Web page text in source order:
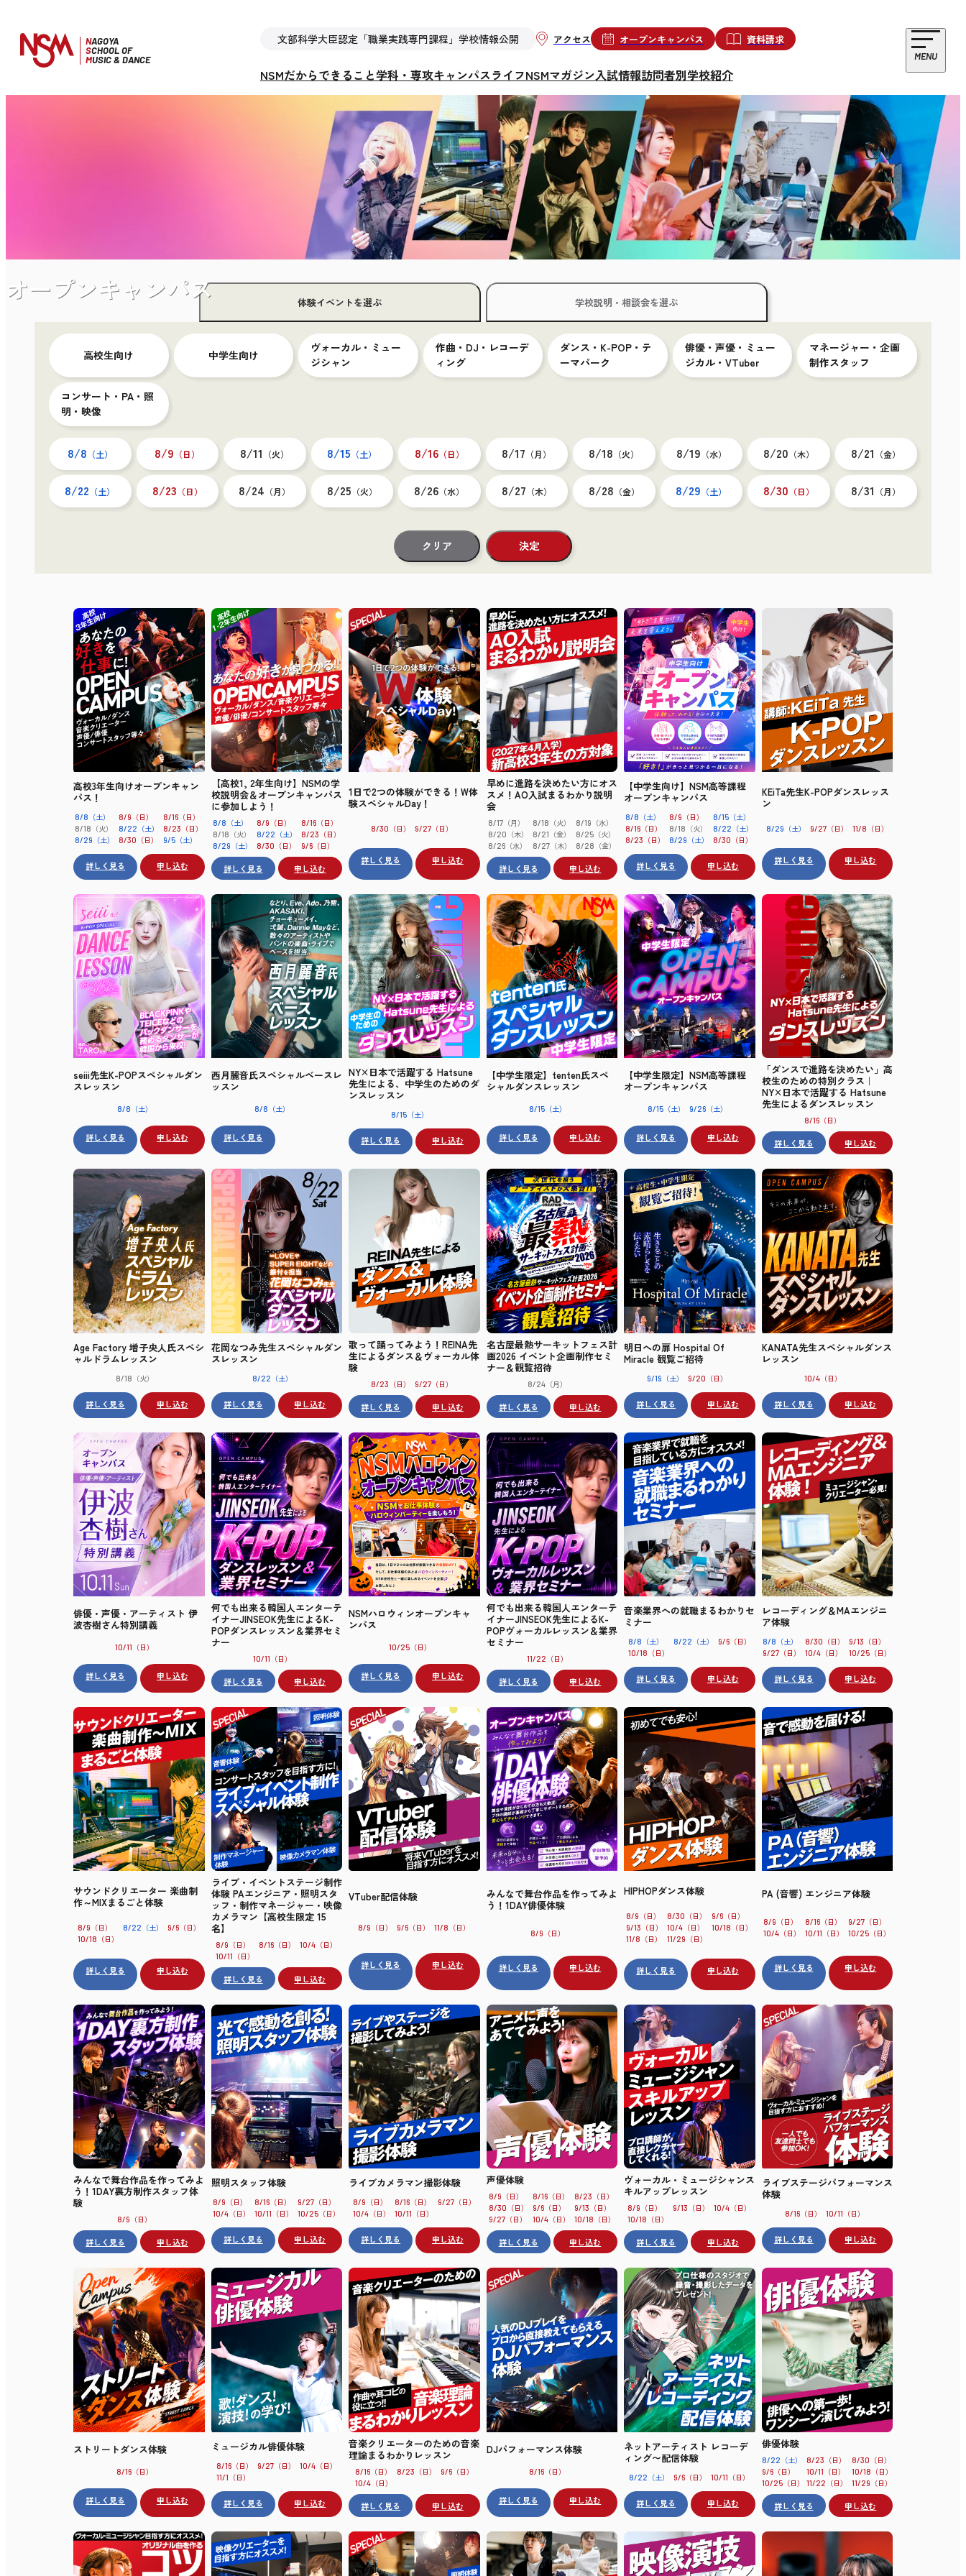
NAGOYA
SCHOOL OF
MUSIC & DANCE
文部科学大臣認定「職業実践専門課程」学校情報公開 アクセス オープンキャンパス 資料請求
NSMだからできること学科・専攻キャンパスライフNSMマガジン入試情報訪問者別学校紹介
MENU
オープンキャンパス 体験イベントを選ぶ 学校説明・相談会を選ぶ
高校生向け 中学生向け
ヴォーカル・ミュー
ジシャン
作曲・DJ・レコーデ
ィング
ダンス・K-POP・テ
ーマパーク
俳優・声優・ミュー
ジカル・VTuber
マネージャー・企画
制作スタッフ
コンサート・PA・照
明・映像
8/8 （土） 8/9 （日） 8/11 （火） 8/15 （土） 8/16（日） 8/17 （月） 8/18 （火） 8/19 （水） 8/20 （木） 8/21 （金）
8/22 （土） 8/23 （日） 8/24 （月） 8/25 （火） 8/26 （水） 8/27 （木） 8/28 （金） 8/29 （土） 8/30 （日） 8/31 （月）
クリア 決定
高校3年生向けオープンキャン
パス！
8/8 （土） 8/9 （日） 8/16 （日）
8/18 （火） 8/22 （土） 8/23 （日）
8/29 （土） 8/30 （日） 9/5 （土）
詳しく見る 申し込む
【高校1, 2年生向け】NSMの学
校説明会＆オープンキャンパス
に参加しよう！
8/8 （土） 8/9 （日） 8/16（日）
8/18 （火） 8/22 （土） 8/23 （日）
8/29 （土） 8/30 （日） 9/6（日）
詳しく見る 申し込む
1日で2つの体験ができる！W体
験スペシャルDay！
8/30 （日） 9/27 （日）
詳しく見る 申し込む
早めに進路を決めたい方にオス
スメ！AO入試まるわかり説明
会
8/17（月） 8/18 （火） 8/19 （水）
8/20 （木） 8/21 （金） 8/25（火）
8/26（水） 8/27（木） 8/28 （金）
詳しく見る 申し込む
【中学生向け】NSM高等課程
オープンキャンパス
8/8 （土） 8/9 （日） 8/15 （土）
8/16 （日） 8/18 （火） 8/22 （土）
8/23 （日） 8/29 （土） 8/30 （日）
詳しく見る 申し込む
KEiTa先生K-POPダンスレッス
ン
8/29 （土） 9/27（日） 11/8 （日）
詳しく見る 申し込む
seiii先生K-POPスペシャルダン
スレッスン
8/8 （土）
詳しく見る 申し込む
西月麗音氏スペシャルベースレ
ッスン
8/8 （土）
詳しく見る
NY×日本で活躍する Hatsune
先生による、中学生のためのダ
ンスレッスン
8/15 （土）
詳しく見る 申し込む
【中学生限定】tenten氏スペ
シャルダンスレッスン
8/15（土）
詳しく見る 申し込む
【中学生限定】NSM高等課程
オープンキャンパス
8/15（土） 9/26（土）
詳しく見る 申し込む
「ダンスで進路を決めたい」高
校生のための特別クラス｜
NY×日本で活躍する Hatsune
先生によるダンスレッスン
8/16 （日）
詳しく見る 申し込む
Age Factory 増子央人氏スペシ
ャルドラムレッスン
8/18 （火）
詳しく見る 申し込む
花岡なつみ先生スペシャルダン
スレッスン
8/22 （土）
詳しく見る 申し込む
歌って踊ってみよう！REINA先
生によるダンス＆ヴォーカル体
験
8/23 （日） 9/27 （日）
詳しく見る 申し込む
名古屋最熱サーキットフェス計
画2026 イベント企画制作セミ
ナー＆観覧招待
8/24 （月）
詳しく見る 申し込む
明日への扉 Hospital Of
Miracle 観覧ご招待
9/19 （土） 9/20 （日）
詳しく見る 申し込む
KANATA先生スペシャルダンス
レッスン
10/4（日）
詳しく見る 申し込む
俳優・声優・アーティスト 伊
波杏樹さん特別講義
10/11 （日）
詳しく見る 申し込む
何でも出来る韓国人エンターテ
イナーJINSEOK先生によるK-
POPダンスレッスン＆業界セミ
ナー
10/11 （日）
詳しく見る 申し込む
NSMハロウィンオープンキャ
ンパス
10/25（日）
詳しく見る 申し込む
何でも出来る韓国人エンターテ
イナーJINSEOK先生によるK-
POPヴォーカルレッスン＆業界
セミナー
11/22 （日）
詳しく見る 申し込む
音楽業界への就職まるわかりセ
ミナー
8/8 （土） 8/22 （土） 9/6（日）
10/18 （日）
詳しく見る 申し込む
レコーディング＆MAエンジニ
ア体験
8/8 （土） 8/30 （日） 9/13 （日）
9/27 （日） 10/4 （日） 10/25 （日）
詳しく見る 申し込む
サウンドクリエーター 楽曲制
作～MIXまるごと体験
8/9 （日） 8/22 （土） 9/6（日）
10/18 （日）
詳しく見る 申し込む
ライブ・イベントステージ制作
体験 PAエンジニア・照明スタ
ッフ・制作マネージャー・映像
カメラマン【高校生限定 15
名】
8/9 （日） 8/16 （日） 10/4 （日）
10/11 （日）
詳しく見る 申し込む
VTuber配信体験
8/9 （日） 9/6 （日） 11/8 （日）
詳しく見る 申し込む
みんなで舞台作品を作ってみよ
う！1DAY俳優体験
8/9 （日）
詳しく見る 申し込む
HIPHOPダンス体験
8/9 （日） 8/30 （日） 9/6 （日）
9/13 （日） 10/4 （日） 10/18 （日）
11/8 （日） 11/29 （日）
詳しく見る 申し込む
PA (音響) エンジニア体験
8/9 （日） 8/16 （日） 9/27 （日）
10/4 （日） 10/11 （日） 10/25 （日）
詳しく見る 申し込む
みんなで舞台作品を作ってみよ
う！1DAY裏方制作スタッフ体
験
8/9 （日）
詳しく見る 申し込む
照明スタッフ体験
8/9 （日） 8/16 （日） 9/27 （日）
10/4 （日） 10/11 （日） 10/25 （日）
詳しく見る 申し込む
ライブカメラマン撮影体験
8/9 （日） 8/16（日） 9/27（日）
10/4（日） 10/11 （日）
詳しく見る 申し込む
声優体験
8/9 （日） 8/16（日） 8/23 （日）
8/30 （日） 9/6（日） 9/13 （日）
9/27（日） 10/4（日） 10/18 （日）
詳しく見る 申し込む
ヴォーカル・ミュージシャンス
キルアップレッスン
8/9 （日） 9/13 （日） 10/4 （日）
10/18 （日）
詳しく見る 申し込む
ライブステージパフォーマンス
体験
8/16 （日） 10/11 （日）
詳しく見る 申し込む
ストリートダンス体験
8/16（日）
詳しく見る 申し込む
ミュージカル俳優体験
8/16（日） 9/27（日） 10/4（日）
11/1 （日）
詳しく見る 申し込む
音楽クリエーターのための音楽
理論まるわかりレッスン
8/16（日） 8/23 （日） 9/6（日）
10/4（日）
詳しく見る 申し込む
DJパフォーマンス体験
8/16 （日）
詳しく見る 申し込む
ネットアーティスト レコーデ
ィング〜配信体験
8/22 （土） 9/6 （日） 10/11 （日）
詳しく見る 申し込む
俳優体験
8/22 （土） 8/23 （日） 8/30 （日）
9/6（日） 10/11 （日） 10/18 （日）
10/25（日） 11/22 （日） 11/29 （日）
詳しく見る 申し込む